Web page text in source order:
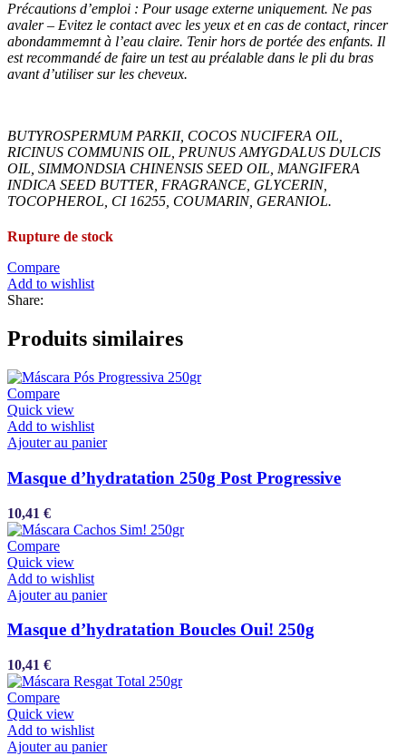
Précautions d’emploi : Pour usage externe uniquement. Ne pas
avaler – Evitez le contact avec les yeux et en cas de contact, rincer
abondammemnt à l’eau claire. Tenir hors de portée des enfants. Il
est recommandé de faire un test au préalable dans le pli du bras
avant d’utiliser sur les cheveux.
BUTYROSPERMUM PARKII, COCOS NUCIFERA OIL,
RICINUS COMMUNIS OIL, PRUNUS AMYGDALUS DULCIS
OIL, SIMMONDSIA CHINENSIS SEED OIL, MANGIFERA
INDICA SEED BUTTER, FRAGRANCE, GLYCERIN,
TOCOPHEROL, CI 16255, COUMARIN, GERANIOL.
Rupture de stock
Compare
Add to wishlist
Share:
Produits similaires
Compare
Quick view
Add to wishlist
Ajouter au panier
Masque d’hydratation 250g Post Progressive
10,41 €
Compare
Quick view
Add to wishlist
Ajouter au panier
Masque d’hydratation Boucles Oui! 250g
10,41 €
Compare
Quick view
Add to wishlist
Ajouter au panier